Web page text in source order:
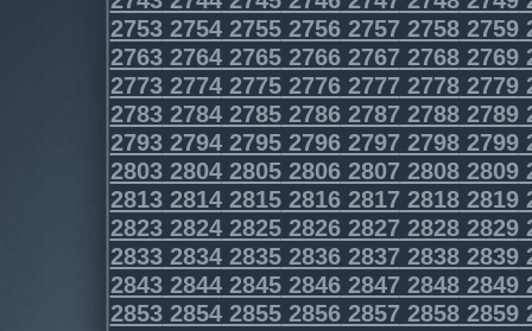
2753275427552756275727582759
2763276427652766276727682769
2773277427752776277727782779
2783278427852786278727882789
2793279427952796279727982799
2803280428052806280728082809
2813281428152816281728182819
2823282428252826282728282829
2833283428352836283728382839
2843284428452846284728482849
2853285428552856285728582859